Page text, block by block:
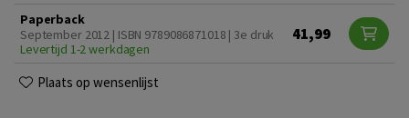
Paperback
September 2012 | ISBN 9789086871018 | 3e druk
Levertijd 1-2 werkdagen
41,99
Plaats op wensenlijst